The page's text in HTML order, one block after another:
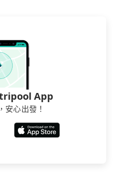
App
安心出發！